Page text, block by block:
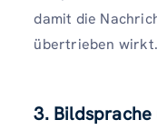
damit die
übertrieben wirkt.
3.